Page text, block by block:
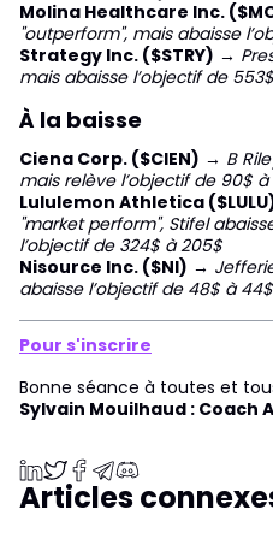
Molina Healthcare Inc.
"outperform", mais abaisse
Strategy Inc. ($STRY) →
mais abaisse l’objectif de
À la baisse
Ciena Corp. ($CIEN) → B
mais relève l’objectif de 90$ à
Lululemon Athletica
"market perform", Stifel
l’objectif de 324$ à 205$
Nisource Inc. ($NI) →
abaisse l’objectif de 48$ à 44$
Pour s'inscrire
Bonne séance à toutes et
Sylvain Mouilhaud : Coach
Articles